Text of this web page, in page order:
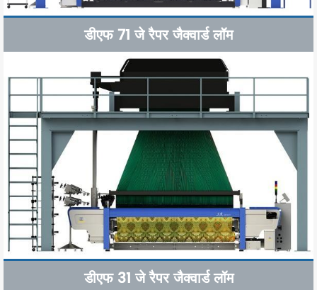
डीएफ 71 जे रैपर जैक्वार्ड लॉम
डीएफ 31 जे रैपर जैक्वार्ड लॉम